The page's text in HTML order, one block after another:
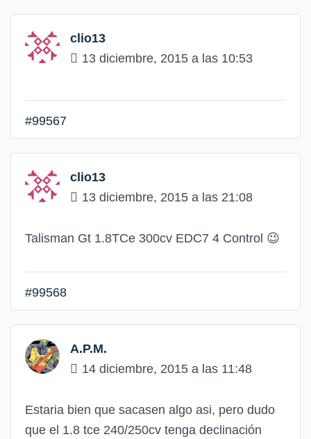
clio13
13 diciembre, 2015 a las 10:53
#99567
clio13
13 diciembre, 2015 a las 21:08
Talisman Gt 1.8TCe 300cv EDC7 4 Control 😉
#99568
A.P.M.
14 diciembre, 2015 a las 11:48
Estaria bien que sacasen algo asi, pero dudo
que el 1.8 tce 240/250cv tenga declinación